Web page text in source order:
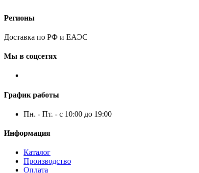
Регионы
Доставка по РФ и ЕАЭС
Мы в соцсетях
График работы
Пн. - Пт. - с 10:00 до 19:00
Информация
Каталог
Производство
Оплата